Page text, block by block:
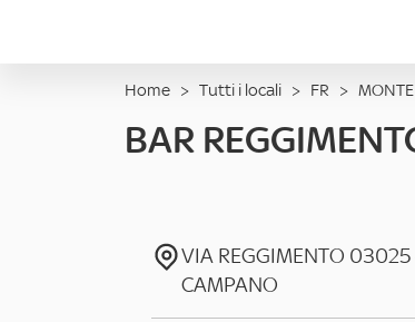
Home > Tutti i locali > FR >
BAR
VIA REGGIMENTO 03025
CAMPANO